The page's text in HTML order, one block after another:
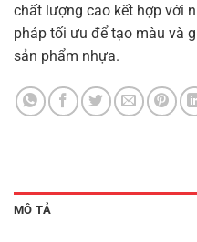
đánh giá
chất lượng cao kết hợp với
pháp tối ưu để tạo màu và
sản phẩm nhựa.
MÔ TẢ